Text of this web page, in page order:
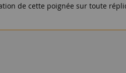
de cette poignée sur toute